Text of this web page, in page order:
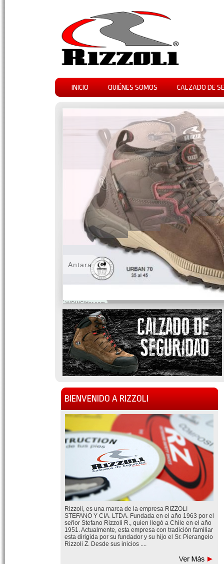
INICIO QUIÉNES SOMOS CALZADO DE
WOWSlider.com
Antara
BIENVENIDO A RIZZOLI
Rizzoli, es una marca de la empresa RIZZOLI
STEFANO Y CIA. LTDA. Fundada en el año 1963 por el
señor Stefano Rizzoli R., quien llegó a Chile en el año
1951. Actualmente, esta empresa con tradición familiar
esta dirigida por su fundador y su hijo el Sr. Pierangelo
Rizzoli Z. Desde sus inicios ....